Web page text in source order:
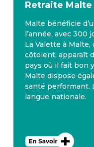
Retraite Malte
Malte bénéficie
l’année, avec 300
La Valette à
côtoient, apparaît
pays où il fait bon
Malte dispose
santé performant.
langue nationale.